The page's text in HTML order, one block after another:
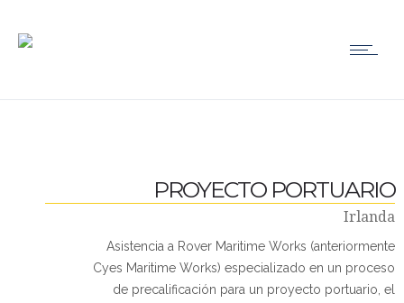
PROYECTO PORTUARIO
Irlanda
Asistencia a Rover Maritime Works (anteriormente
Cyes Maritime Works) especializado en un proceso
de precalificación para un proyecto portuario, el